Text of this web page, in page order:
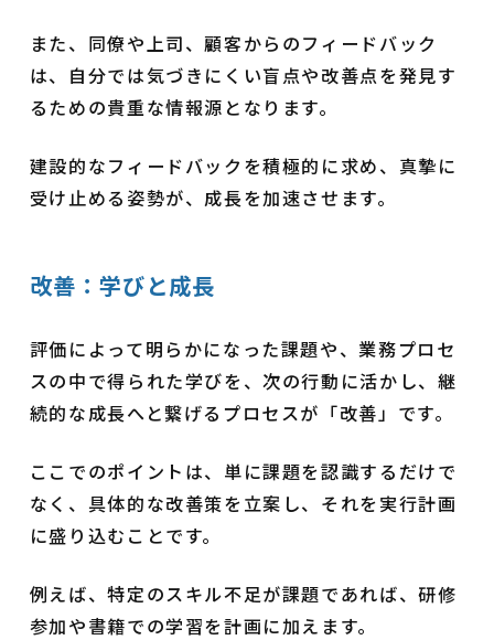
また、同僚や上司、顧客からのフィードバック
は、自分では気づきにくい盲点や改善点を発見す
るための貴重な情報源となります。
建設的なフィードバックを積極的に求め、真摯に
受け止める姿勢が、成長を加速させます。
改善：学びと成長
評価によって明らかになった課題や、業務プロセ
スの中で得られた学びを、次の行動に活かし、継
続的な成長へと繋げるプロセスが「改善」です。
ここでのポイントは、単に課題を認識するだけで
なく、具体的な改善策を立案し、それを実行計画
に盛り込むことです。
例えば、特定のスキル不足が課題であれば、研修
参加や書籍での学習を計画に加えます。